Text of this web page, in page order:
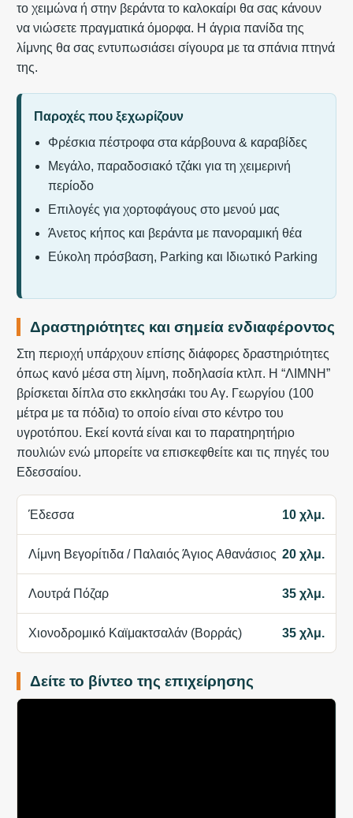
το χειμώνα ή στην βεράντα το καλοκαίρι θα σας κάνουν
να νιώσετε πραγματικά όμορφα. Η άγρια πανίδα της
λίμνης θα σας εντυπωσιάσει σίγουρα με τα σπάνια πτηνά
της.
Παροχές που ξεχωρίζουν
Φρέσκια πέστροφα στα κάρβουνα & καραβίδες
Μεγάλο, παραδοσιακό τζάκι για τη χειμερινή
περίοδο
Επιλογές για χορτοφάγους στο μενού μας
Άνετος κήπος και βεράντα με πανοραμική θέα
Εύκολη πρόσβαση, Parking και Ιδιωτικό Parking
Δραστηριότητες και σημεία ενδιαφέροντος
Στη περιοχή υπάρχουν επίσης διάφορες δραστηριότητες
όπως κανό μέσα στη λίμνη, ποδηλασία κτλπ. Η “ΛΙΜΝΗ”
βρίσκεται δίπλα στο εκκλησάκι του Αγ. Γεωργίου (100
μέτρα με τα πόδια) το οποίο είναι στο κέντρο του
υγροτόπου. Εκεί κοντά είναι και το παρατηρητήριο
πουλιών ενώ μπορείτε να επισκεφθείτε και τις πηγές του
Εδεσσαίου.
Έδεσσα 10 χλμ.
Λίμνη Βεγορίτιδα / Παλαιός Άγιος Αθανάσιος 20 χλμ.
Λουτρά Πόζαρ 35 χλμ.
Χιονοδρομικό Καϊμακτσαλάν (Βορράς) 35 χλμ.
Δείτε το βίντεο της επιχείρησης